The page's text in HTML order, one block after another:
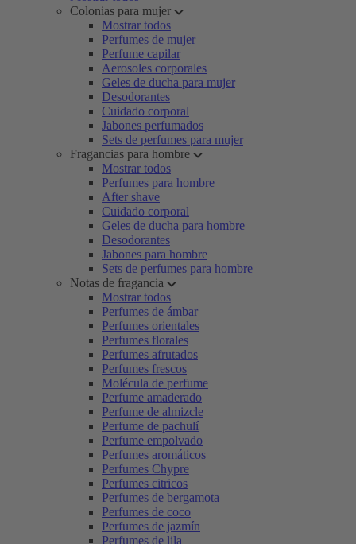
Colonias para mujer
Mostrar todos
Perfumes de mujer
Perfume capilar
Aerosoles corporales
Geles de ducha para mujer
Desodorantes
Cuidado corporal
Jabones perfumados
Sets de perfumes para mujer
Fragancias para hombre
Mostrar todos
Perfumes para hombre
After shave
Cuidado corporal
Geles de ducha para hombre
Desodorantes
Jabones para hombre
Sets de perfumes para hombre
Notas de fragancia
Mostrar todos
Perfumes de ámbar
Perfumes orientales
Perfumes florales
Perfumes afrutados
Perfumes frescos
Molécula de perfume
Perfume amaderado
Perfume de almizcle
Perfume de pachulí
Perfume empolvado
Perfumes aromáticos
Perfumes Chypre
Perfumes citricos
Perfumes de bergamota
Perfumes de coco
Perfumes de jazmín
Perfumes de lila